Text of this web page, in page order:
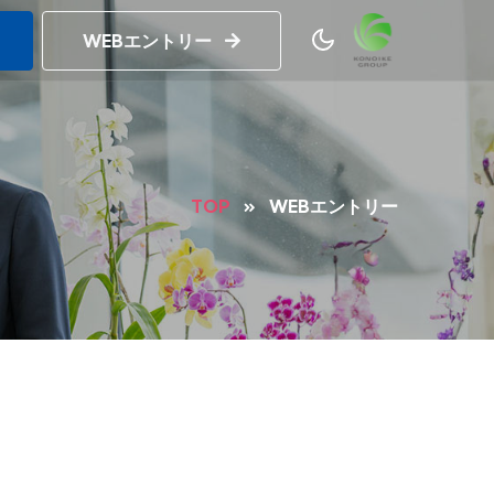
WEBエントリー
TOP WEBエントリー